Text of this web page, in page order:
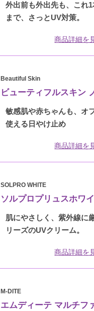
外出前も外出先も、これ
まで、さっとUV対策。
商品詳細を
Beautiful Skin
ビューティフルスキン
敏感肌や赤ちゃんも、オ
使える日やけ止め
商品詳細を
SOLPRO WHITE
ソルプロプリュスホワ
肌にやさしく、紫外線に
リーズのUVクリーム。
商品詳細を
M-DITE
エムディーテ マルチフ